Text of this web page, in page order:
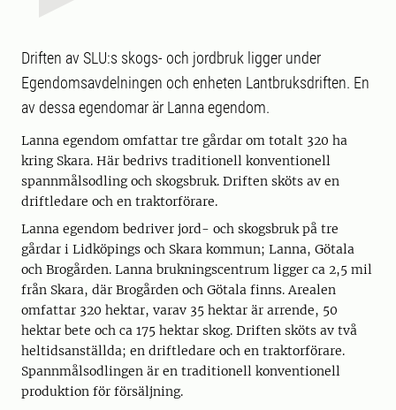
Driften av SLU:s skogs- och jordbruk ligger under
Egendomsavdelningen och enheten Lantbruksdriften. En
av dessa egendomar är Lanna egendom.
Lanna egendom omfattar tre gårdar om totalt 320 ha
kring Skara. Här bedrivs traditionell konventionell
spannmålsodling och skogsbruk. Driften sköts av en
driftledare och en traktorförare.
Lanna egendom bedriver jord- och skogsbruk på tre
gårdar i Lidköpings och Skara kommun; Lanna, Götala
och Brogården. Lanna brukningscentrum ligger ca 2,5 mil
från Skara, där Brogården och Götala finns. Arealen
omfattar 320 hektar, varav 35 hektar är arrende, 50
hektar bete och ca 175 hektar skog. Driften sköts av två
heltidsanställda; en driftledare och en traktorförare.
Spannmålsodlingen är en traditionell konventionell
produktion för försäljning.